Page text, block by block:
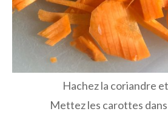
Hachez la coriandre
Mettez les carottes dans